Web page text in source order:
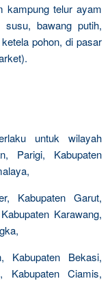
kampung telur ayam
bawang putih,
pohon, di pasar
untuk wilayah
Parigi, Kabupaten
Kabupaten Garut,
Karawang,
Kabupaten Bekasi,
Kabupaten Ciamis,